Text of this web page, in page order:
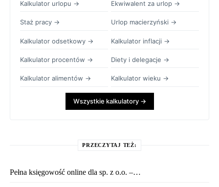
Kalkulator urlopu → Ekwiwalent za urlop →
Staż pracy → Urlop macierzyński →
Kalkulator odsetkowy → Kalkulator inflacji →
Kalkulator procentów → Diety i delegacje →
Kalkulator alimentów → Kalkulator wieku →
Wszystkie kalkulatory →
PRZECZYTAJ TEŻ:
Pełna księgowość online dla sp. z o.o. –…